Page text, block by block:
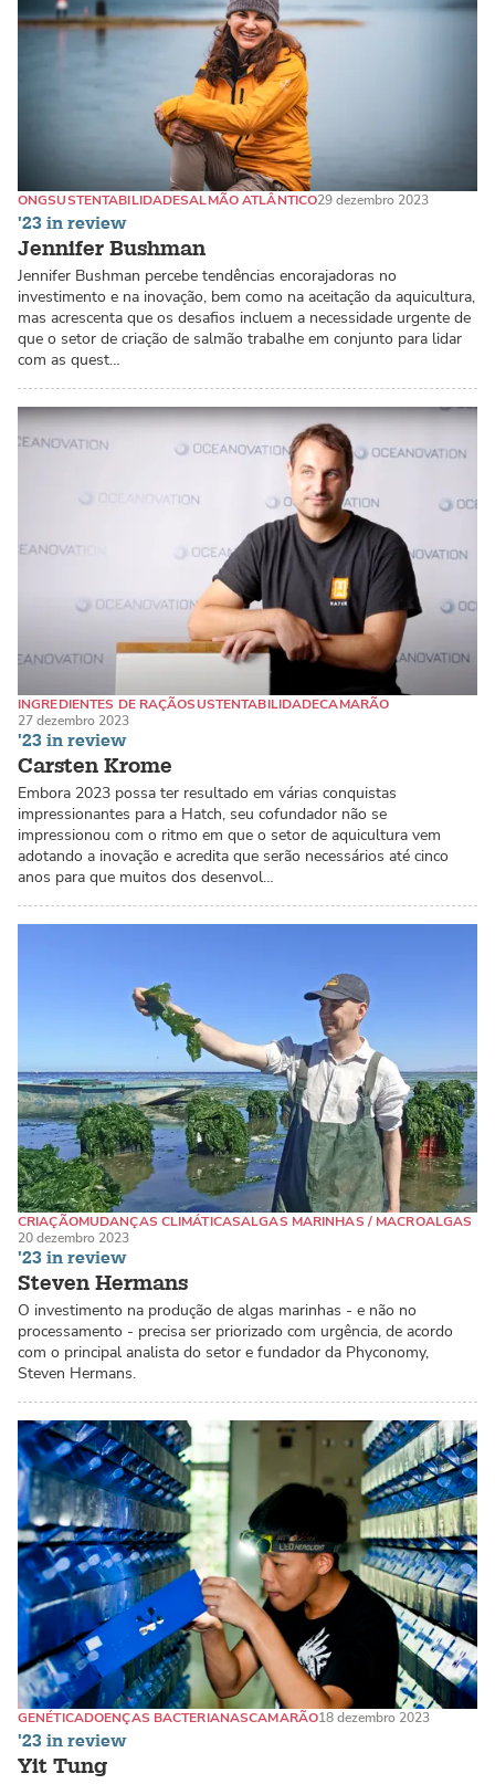
'23 in review
Jennifer Bushman
ONGSUSTENTABILIDADESALMÃO ATLÂNTICO29 dezembro 2023
Jennifer Bushman percebe tendências encorajadoras no
investimento e na inovação, bem como na aceitação da aquicultura,
mas acrescenta que os desafios incluem a necessidade urgente de
que o setor de criação de salmão trabalhe em conjunto para lidar
com as quest…
'23 in review
Carsten Krome
INGREDIENTES DE RAÇÃOSUSTENTABILIDADECAMARÃO
27 dezembro 2023
Embora 2023 possa ter resultado em várias conquistas
impressionantes para a Hatch, seu cofundador não se
impressionou com o ritmo em que o setor de aquicultura vem
adotando a inovação e acredita que serão necessários até cinco
anos para que muitos dos desenvol…
'23 in review
Steven Hermans
CRIAÇÃOMUDANÇAS CLIMÁTICASALGAS MARINHAS / MACROALGAS
20 dezembro 2023
O investimento na produção de algas marinhas - e não no
processamento - precisa ser priorizado com urgência, de acordo
com o principal analista do setor e fundador da Phyconomy,
Steven Hermans.
'23 in review
Yit Tung
GENÉTICADOENÇAS BACTERIANASCAMARÃO18 dezembro 2023